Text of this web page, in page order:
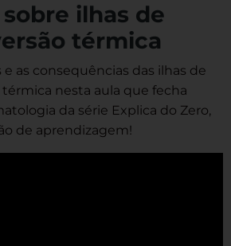
ilhas de
térmica
e as consequências das ilhas de
térmica nesta aula que fecha
da série Explica do Zero,
de aprendizagem!